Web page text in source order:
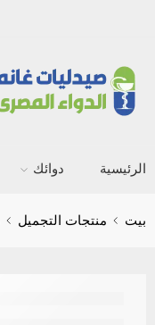
الرئيسية دوائك
بيت منتجات التجميل